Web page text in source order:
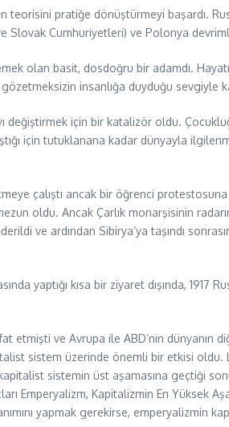
teorisini pratiğe dönüştürmeyi başardı.
Cumhuriyetleri) ve Polonya
olan basit, dosdoğru bir adamdı.
insanlığa duyduğu sevgiyle
değiştirmek için bir katalizör oldu.
için tutuklanana kadar dünyayla
çalıştı ancak bir öğrenci protestosuna
oldu. Ancak Çarlık monarşisinin
ve ardından Sibirya’ya taşındı
yaptığı kısa bir ziyaret dışında,
etmişti ve Avrupa ile ABD’nin
sistem üzerinde önemli bir etkisi
sistemin üst aşamasına geçtiği
Kapitalizmin En Yüksek
yapmak gerekirse, emperyalizmin